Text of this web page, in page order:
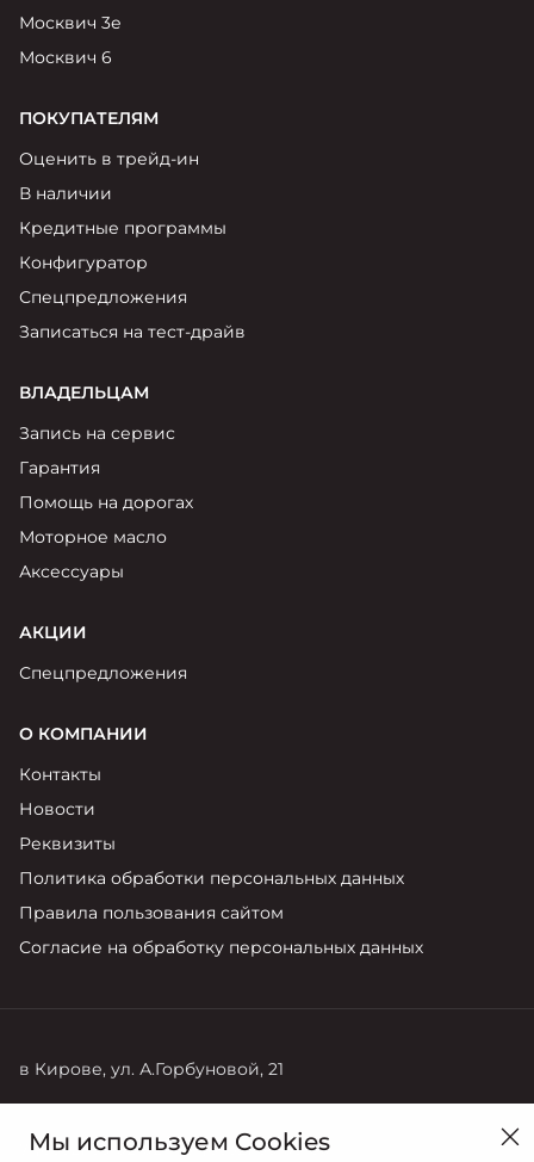
Москвич 3е
Москвич 6
ПОКУПАТЕЛЯМ
Оценить в трейд-ин
В наличии
Кредитные программы
Конфигуратор
Спецпредложения
Записаться на тест-драйв
ВЛАДЕЛЬЦАМ
Запись на сервис
Гарантия
Помощь на дорогах
Моторное масло
Аксессуары
АКЦИИ
Спецпредложения
О КОМПАНИИ
Контакты
Новости
Реквизиты
Политика обработки персональных данных
Правила пользования сайтом
Согласие на обработку персональных данных
в Кирове, ул. А.Горбуновой, 21
7 (8332) 35-02-02 7 (8332) 35-03-60
Мы используем Cookies